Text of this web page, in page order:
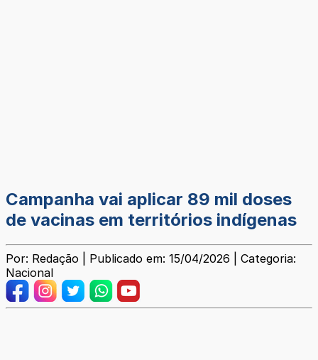
Campanha vai aplicar 89 mil doses
de vacinas em territórios indígenas
Por: Redação | Publicado em: 15/04/2026 | Categoria:
Nacional